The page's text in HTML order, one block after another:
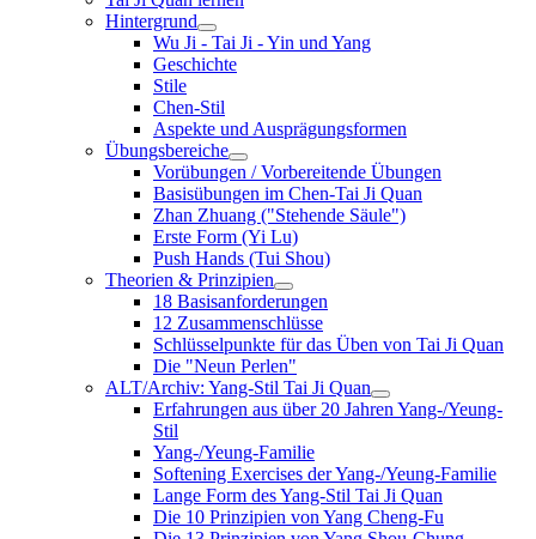
Hintergrund
Wu Ji - Tai Ji - Yin und Yang
Geschichte
Stile
Chen-Stil
Aspekte und Ausprägungsformen
Übungsbereiche
Vorübungen / Vorbereitende Übungen
Basisübungen im Chen-Tai Ji Quan
Zhan Zhuang ("Stehende Säule")
Erste Form (Yi Lu)
Push Hands (Tui Shou)
Theorien & Prinzipien
18 Basisanforderungen
12 Zusammenschlüsse
Schlüsselpunkte für das Üben von Tai Ji Quan
Die "Neun Perlen"
ALT/Archiv: Yang-Stil Tai Ji Quan
Erfahrungen aus über 20 Jahren Yang-/Yeung-
Stil
Yang-/Yeung-Familie
Softening Exercises der Yang-/Yeung-Familie
Lange Form des Yang-Stil Tai Ji Quan
Die 10 Prinzipien von Yang Cheng-Fu